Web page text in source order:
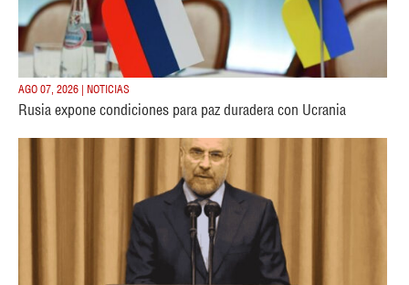
AGO 07, 2026 | NOTICIAS
Rusia expone condiciones para paz duradera con Ucrania